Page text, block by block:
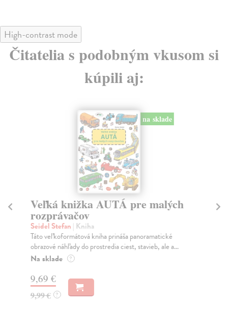
High-contrast mode
Čitatelia s podobným vkusom si
kúpili aj:
na sklade
Veľká knižka AUTÁ pre malých
rozprávačov
Seidel Stefan | Kniha
Táto veľkoformátová kniha prináša panoramatické
obrazové náhľady do prostredia ciest, stavieb, ale a...
Na sklade ?
9,69 €
9,99 € ?